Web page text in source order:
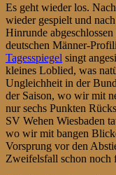
Es geht wieder los.
wieder gespielt und
Hinrunde
deutschen Männer-
Tagesspiegel singt
kleines Loblied, was
Ungleichheit in der
der Saison, wo wir mit
nur sechs Punkten
SV Wehen Wiesbaden
wo wir mit bangen
Vorsprung vor den
Zweifelsfall schon noch